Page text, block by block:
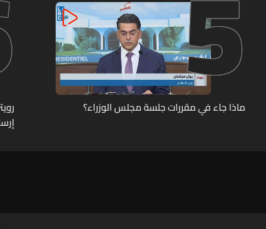
ماذا جاء في مقررات جلسة مجلس الوزراء؟